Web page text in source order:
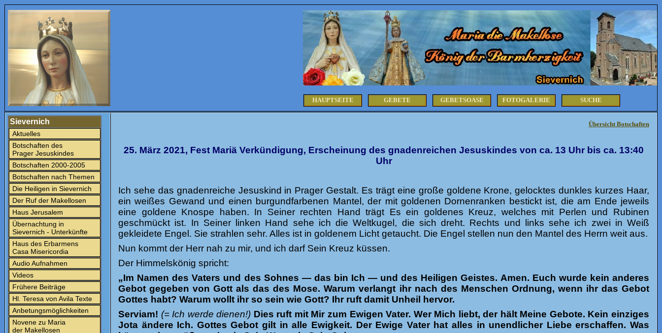
HAUPTSEITE GEBETE GEBETSOASE FOTOGALERIE SUCHE
Sievernich
Aktuelles
Botschaften des
Prager Jesuskindes
Botschaften 2000-2005
Botschaften nach Themen
Die Heiligen in Sievernich
Der Ruf der Makellosen
Haus Jerusalem
Übernachtung in
Sievernich - Unterkünfte
Haus des Erbarmens
Casa Misericordia
Audio Aufnahmen
Videos
Frühere Beiträge
Hl. Teresa von Avila Texte
Anbetungsmöglichkeiten
Novene zu Maria
der Makellosen
Übersicht Botschaften
25. März 2021, Fest Mariä Verkündigung, Erscheinung des gnadenreichen Jesuskindes von ca. 13 Uhr bis ca. 13:40
Uhr
Ich sehe das gnadenreiche Jesuskind in Prager Gestalt. Es trägt eine große goldene Krone, gelocktes dunkles kurzes Haar,
ein weißes Gewand und einen burgundfarbenen Mantel, der mit goldenen Dornenranken bestickt ist, die am Ende jeweils
eine goldene Knospe haben. In Seiner rechten Hand trägt Es ein goldenes Kreuz, welches mit Perlen und Rubinen
geschmückt ist. In Seiner linken Hand sehe ich die Weltkugel, die sich dreht. Rechts und links sehe ich zwei in Weiß
gekleidete Engel. Sie strahlen sehr. Alles ist in goldenem Licht getaucht. Die Engel stellen nun den Mantel des Herrn weit aus.
Nun kommt der Herr nah zu mir, und ich darf Sein Kreuz küssen.
Der Himmelskönig spricht:
„Im Namen des Vaters und des Sohnes — das bin Ich — und des Heiligen Geistes. Amen. Euch wurde kein anderes
Gebot gegeben von Gott als das des Mose. Warum verlangt ihr nach des Menschen Ordnung, wenn ihr das Gebot
Gottes habt? Warum wollt ihr so sein wie Gott? Ihr ruft damit Unheil hervor.
Serviam! (= Ich werde dienen!) Dies ruft mit Mir zum Ewigen Vater. Wer Mich liebt, der hält Meine Gebote. Kein einziges
Jota ändere Ich. Gottes Gebot gilt in alle Ewigkeit. Der Ewige Vater hat alles in unendlicher Liebe erschaffen. Was